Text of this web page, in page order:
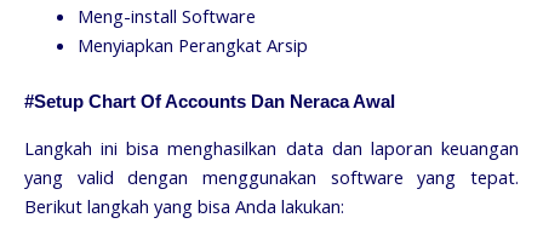
Meng-install Software
Menyiapkan Perangkat Arsip
#Setup Chart Of Accounts Dan Neraca Awal
Langkah ini bisa menghasilkan data dan laporan keuangan
yang valid dengan menggunakan software yang tepat.
Berikut langkah yang bisa Anda lakukan: